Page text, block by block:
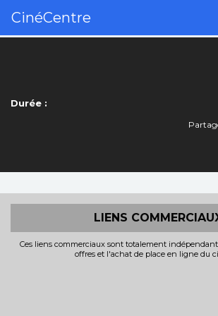
CinéCentre
Durée :
LIENS
Ces liens commerciaux sont totalement
offres et l'achat de place en ligne du